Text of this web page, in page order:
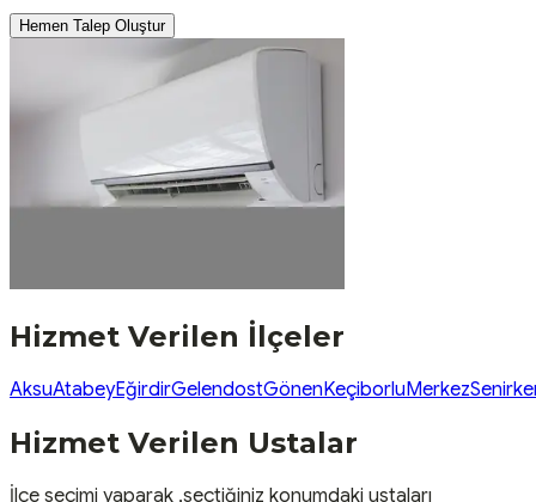
Hemen Talep Oluştur
Hizmet Verilen İlçeler
AksuAtabeyEğirdirGelendostGönenKeçiborluMerkez
Hizmet Verilen Ustalar
İlçe seçimi yaparak ,seçtiğiniz konumdaki ustaları